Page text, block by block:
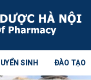
SINH ĐÀO TẠO